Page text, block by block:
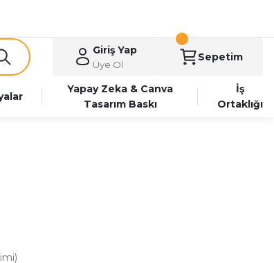
Giriş Yap
Üye Ol
Sepetim
Yapay Zeka & Canva
Tasarım Baskı
İş
Ortaklığı